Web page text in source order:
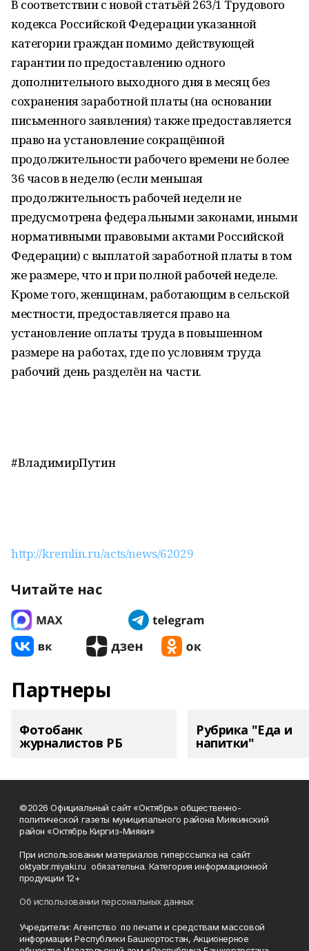
В соответствии с новой статьёй 263/1 Трудового
кодекса Российской Федерации указанной
категории граждан помимо действующей
гарантии по предоставлению одного
дополнительного выходного дня в месяц без
сохранения заработной платы (на основании
письменного заявления) также предоставляется
право на установление сокращённой
продолжительности рабочего времени не более
36 часов в неделю (если меньшая
продолжительность рабочей недели не
предусмотрена федеральными законами, иными
нормативными правовыми актами Российской
Федерации) с выплатой заработной платы в том
же размере, что и при полной рабочей неделе.
Кроме того, женщинам, работающим в сельской
местности, предоставляется право на
установление оплаты труда в повышенном
размере на работах, где по условиям труда
рабочий день разделён на части.
#ВладимирПутин
http://kremlin.ru/acts/news/62029
Читайте нас
Партнеры
Фотобанк
журналистов РБ
Рубрика "Еда и
напитки"
©2026 Официальный сайт «Октябрь» общественно-
политической газеты муниципального района Миякинский
район «Октябрь Киргиз-Мияки»
При использовании материалов гиперссылка на сайт
oktyabr.miyaki.ru обязательна. Категория информационной
продукции 12+
Об использовании персональных данных
Учредители: Агентство по печати и средствам массовой
информации Республики Башкортостан, Акционерное